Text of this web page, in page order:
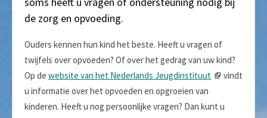
de zorg en opvoeding.
Ouders kennen hun kind het beste. Heeft u vragen of
twijfels over opvoeden? Of over het gedrag van uw kind?
Op de website van het Nederlands Jeugdinstituut
vindt
u informatie over het opvoeden en opgroeien van
kinderen. Heeft u nog persoonlijke vragen? Dan kunt u